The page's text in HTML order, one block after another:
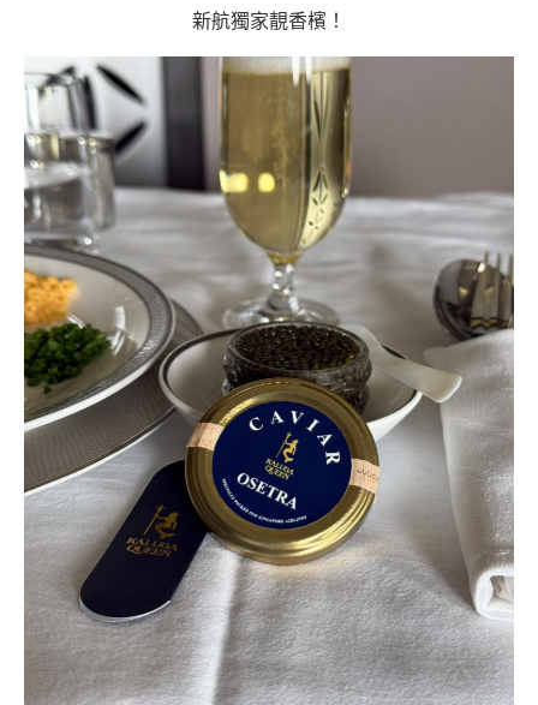
新航獨家靚香檳！